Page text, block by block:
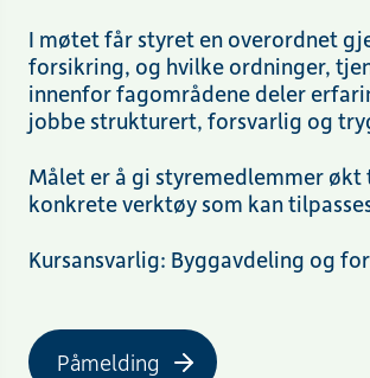
I møtet får styret en overordnet
forsikring, og hvilke ordninger,
innenfor fagområdene deler
jobbe strukturert, forsvarlig og
Målet er å gi styremedlemmer
konkrete verktøy som kan
Kursansvarlig: Byggavdeling og
Påmelding